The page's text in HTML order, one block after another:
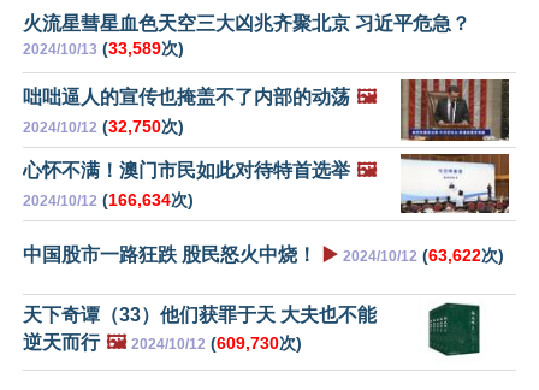
火流星彗星血色天空三大凶兆齐聚北京 习近平危急？
2024/10/13 (33,589次)
咄咄逼人的宣传也掩盖不了内部的动荡 🖼️
2024/10/12 (32,750次)
心怀不满！澳门市民如此对待特首选举 🖼️
2024/10/12 (166,634次)
中国股市一路狂跌 股民怒火中烧！ ▶️ 2024/10/12 (63,622次)
天下奇谭（33）他们获罪于天 大夫也不能
逆天而行 🖼️ 2024/10/12 (609,730次)